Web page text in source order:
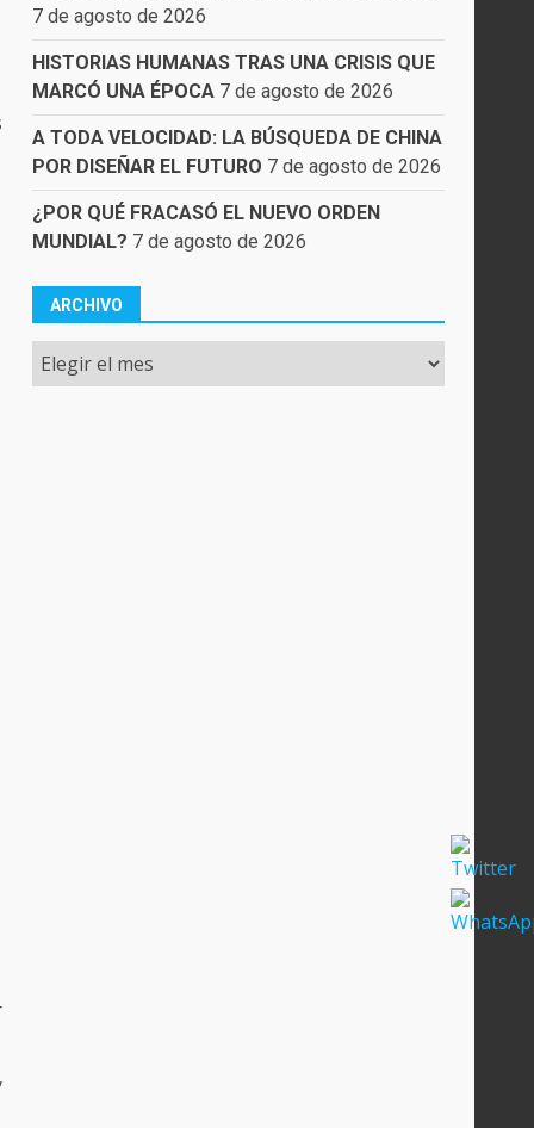
7 de agosto de 2026
HISTORIAS HUMANAS TRAS UNA CRISIS QUE
MARCÓ UNA ÉPOCA 7 de agosto de 2026
A TODA VELOCIDAD: LA BÚSQUEDA DE CHINA
POR DISEÑAR EL FUTURO 7 de agosto de 2026
¿POR QUÉ FRACASÓ EL NUEVO ORDEN
MUNDIAL? 7 de agosto de 2026
ARCHIVO
Archivo